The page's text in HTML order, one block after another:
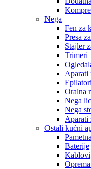
Nega
Fen za
Presa
Stajler
Trimeri
Aparati
Epilatori
Oralna
Nega
Nega
Aparati
Ostali kućni
Baterije
Kablovi